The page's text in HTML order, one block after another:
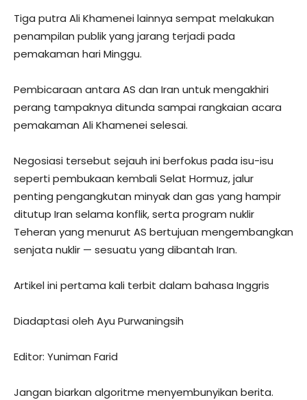
Tiga putra Ali Khamenei lainnya sempat melakukan
penampilan publik yang jarang terjadi pada
pemakaman hari Minggu.
Pembicaraan antara AS dan Iran untuk mengakhiri
perang tampaknya ditunda sampai rangkaian acara
pemakaman Ali Khamenei selesai.
Negosiasi tersebut sejauh ini berfokus pada isu-isu
seperti pembukaan kembali Selat Hormuz, jalur
penting pengangkutan minyak dan gas yang hampir
ditutup Iran selama konflik, serta program nuklir
Teheran yang menurut AS bertujuan mengembangkan
senjata nuklir — sesuatu yang dibantah Iran.
Artikel ini pertama kali terbit dalam bahasa Inggris
Diadaptasi oleh Ayu Purwaningsih
Editor: Yuniman Farid
Jangan biarkan algoritme menyembunyikan berita.